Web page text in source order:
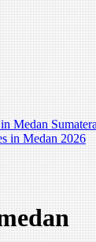
Medan
in Medan 2026